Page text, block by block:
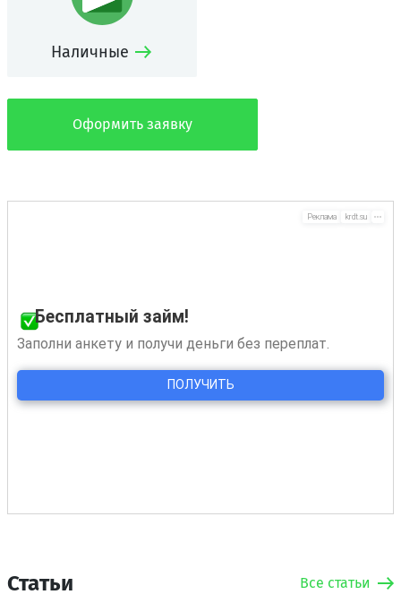
Наличные
Оформить заявку
Статьи Все статьи